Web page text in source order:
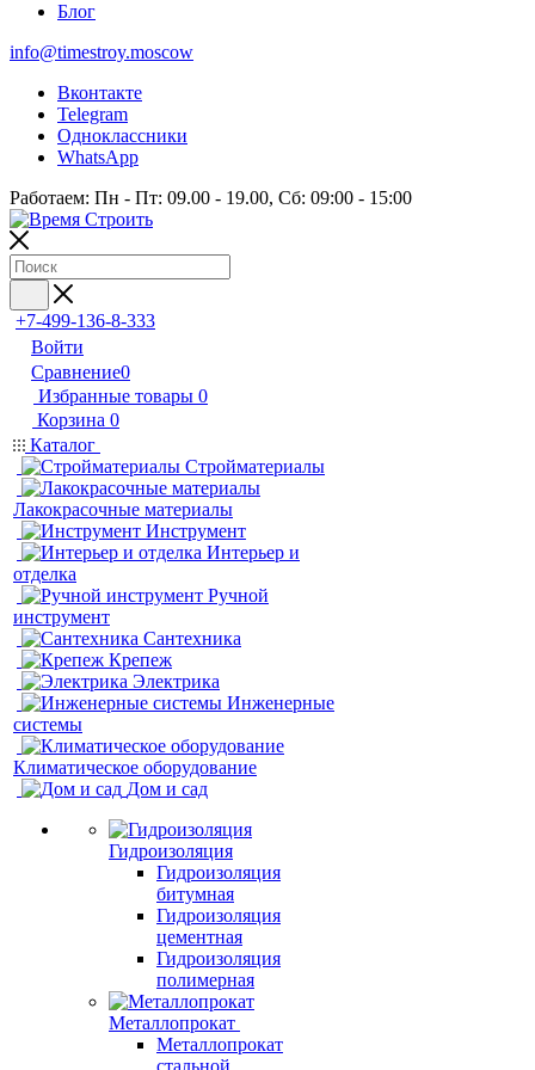
Блог
info@timestroy.moscow
Вконтакте
Telegram
Одноклассники
WhatsApp
Работаем: Пн - Пт: 09.00 - 19.00, Сб: 09:00 - 15:00
+7-499-136-8-333
Войти
Сравнение0
Избранные товары 0
Корзина 0
Каталог
Стройматериалы
Лакокрасочные материалы
Инструмент
Интерьер и
отделка
Ручной
инструмент
Сантехника
Крепеж
Электрика
Инженерные
системы
Климатическое оборудование
Дом и сад
Гидроизоляция
Гидроизоляция
битумная
Гидроизоляция
цементная
Гидроизоляция
полимерная
Металлопрокат
Металлопрокат
стальной